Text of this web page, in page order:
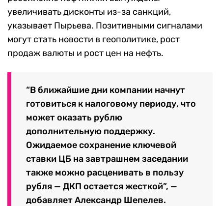
увеличивать дисконты из-за санкций,
указывает Пырьева. Позитивными сигналами
могут стать новости в геополитике, рост
продаж валюты и рост цен на нефть.
“В ближайшие дни компании начнут
готовиться к налоговому периоду, что
может оказать рублю
дополнительную поддержку.
Ожидаемое сохранение ключевой
ставки ЦБ на завтрашнем заседании
также можно расценивать в пользу
рубля — ДКП остается жесткой”, —
добавляет Александр Шепелев.